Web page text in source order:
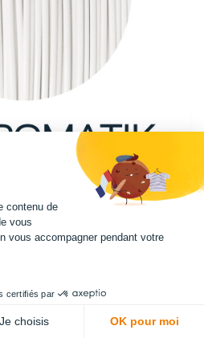
fait partie de notre gamme de
il est très populaire dans le monde de
belle résistance à la chaleur tout en
contenu de
vous
vous accompagner pendant votre
certifiés par
Je choisis OK pour moi